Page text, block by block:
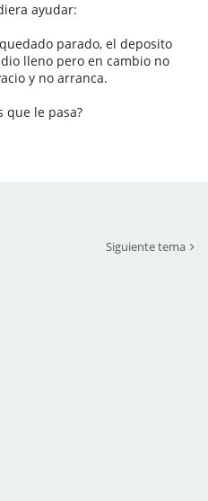
ayudar:
parado, el deposito
lleno pero en cambio no
y no arranca.
que le pasa?
Siguiente tema